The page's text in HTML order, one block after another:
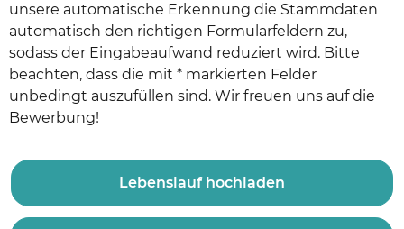
unsere automatische Erkennung die Stammdaten
automatisch den richtigen Formularfeldern zu,
sodass der Eingabeaufwand reduziert wird. Bitte
beachten, dass die mit * markierten Felder
unbedingt auszufüllen sind. Wir freuen uns auf die
Bewerbung!
Lebenslauf hochladen